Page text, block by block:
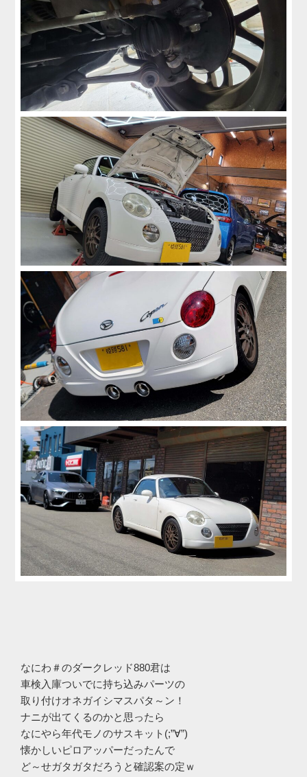
なにわ＃のダークレッド880君は
車検入庫ついでに持ち込みパーツの
取り付けオネガイシマスパタ～ン！
ナニが出てくるのかと思ったら
なにやら年代モノのサスキット(;”∀”)
懐かしいピロアッパーだったんで
ど～せガタガタだろうと確認案の定ｗ